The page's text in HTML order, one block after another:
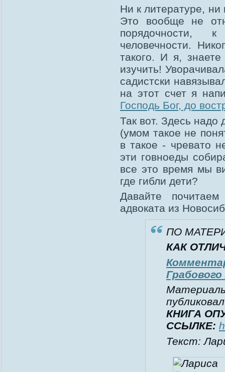
Ни к литературе, ни
Это вообще не
порядочности,
человечности.
такого. И я,
изучить!
садистски
на этот счет я
Господь Бог, до
Так вот. Здесь надо
(умом такое не
в такое - чревато
эти говноеды
все это время мы
где гибли дети?
Давайте
адвоката из
ПО
КАК
Грабового
КНИГА
ССЫЛКЕ:
Текст: